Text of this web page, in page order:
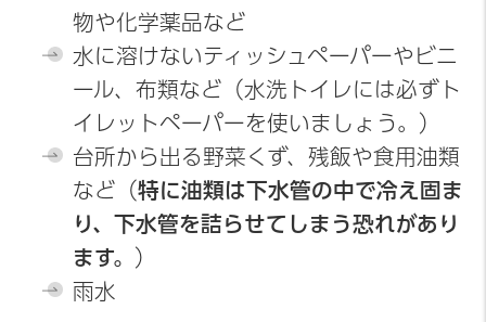
物や化学薬品など
水に溶けないティッシュペーパーやビニ
ール、布類など（水洗トイレには必ずト
イレットペーパーを使いましょう。）
台所から出る野菜くず、残飯や食用油類
など（特に油類は下水管の中で冷え固ま
り、下水管を詰らせてしまう恐れがあり
ます。
）
雨水